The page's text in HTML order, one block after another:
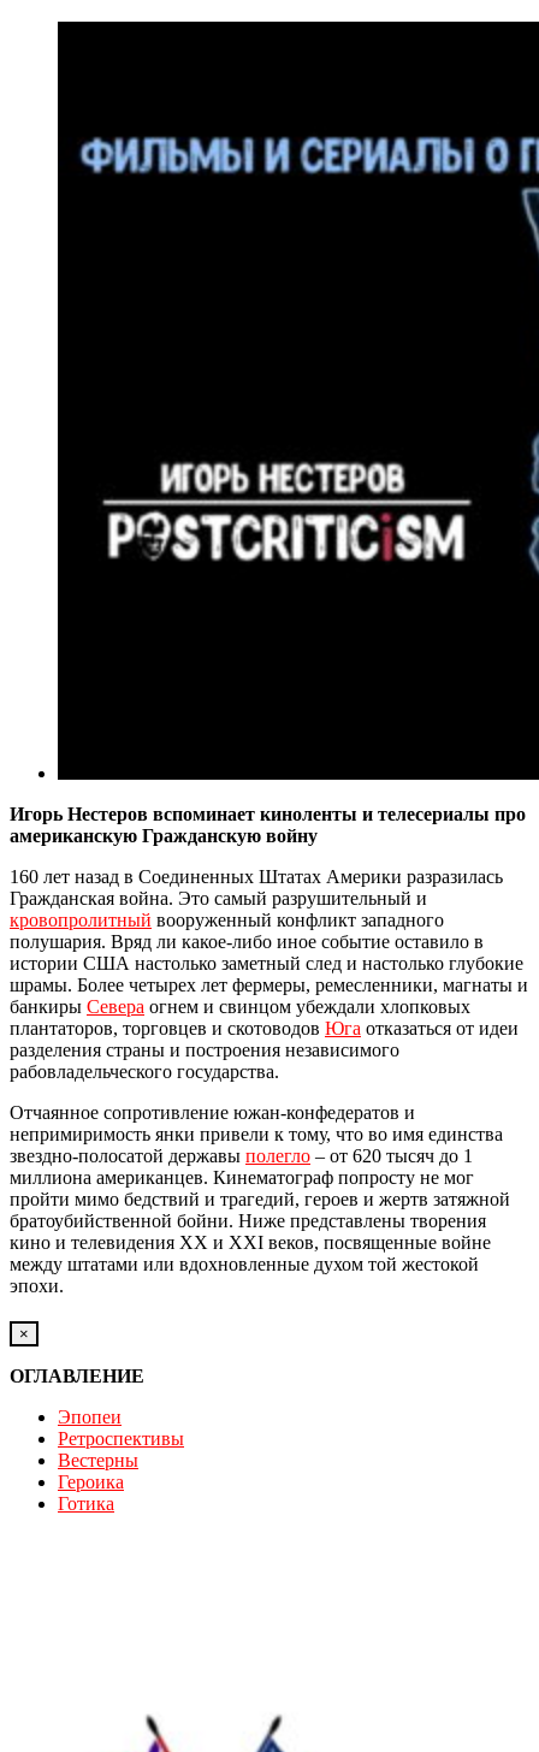
Игорь Нестеров вспоминает киноленты и телесериалы про
американскую Гражданскую войну
160 лет назад в Соединенных Штатах Америки разразилась
Гражданская война. Это самый разрушительный и
кровопролитный вооруженный конфликт западного
полушария. Вряд ли какое-либо иное событие оставило в
истории США настолько заметный след и настолько глубокие
шрамы. Более четырех лет фермеры, ремесленники, магнаты и
банкиры Севера огнем и свинцом убеждали хлопковых
плантаторов, торговцев и скотоводов Юга отказаться от идеи
разделения страны и построения независимого
рабовладельческого государства.
Отчаянное сопротивление южан-конфедератов и
непримиримость янки привели к тому, что во имя единства
звездно-полосатой державы полегло – от 620 тысяч до 1
миллиона американцев. Кинематограф попросту не мог
пройти мимо бедствий и трагедий, героев и жертв затяжной
братоубийственной бойни. Ниже представлены творения
кино и телевидения XX и XXI веков, посвященные войне
между штатами или вдохновленные духом той жестокой
эпохи.
×
ОГЛАВЛЕНИЕ
Эпопеи
Ретроспективы
Вестерны
Героика
Готика